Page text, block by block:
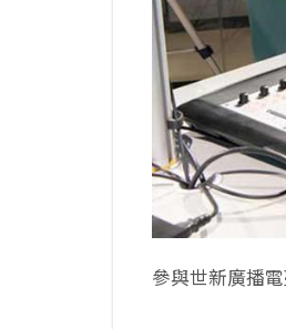
參與世新廣播